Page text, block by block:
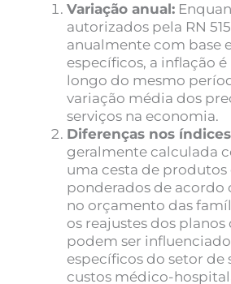
Variação anual:
autorizados pela RN
anualmente com base
específicos, a inflação
longo do mesmo
variação média dos
serviços na economia.
Diferenças nos
geralmente calculada
uma cesta de produtos
ponderados de acordo
no orçamento das
os reajustes dos planos
podem ser
específicos do setor de
custos médico-